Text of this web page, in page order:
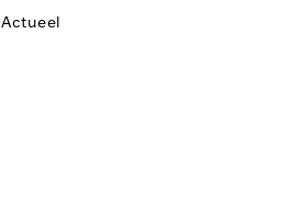
Actueel